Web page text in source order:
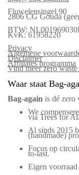
Fluwelensingel 90
2806 CG Gouda
BTW:
KvK: 61958220
Privacy
Algemene
Disclaimer
Affiliates programma
Vind meer zero
Waar staat Bag-
Bag‑again is dé zero
We
via Trees for
Al sinds 2015
(handmade)
Focus op
to-last.
Eigen